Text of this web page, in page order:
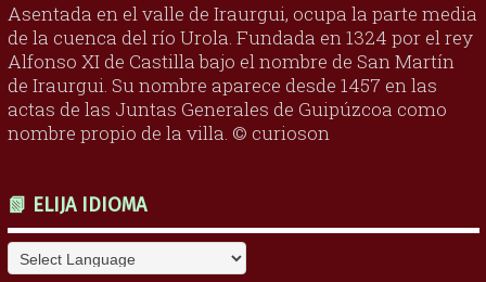
Asentada en el valle de Iraurgui, ocupa la parte media
de la cuenca del río Urola. Fundada en 1324 por el rey
Alfonso XI de Castilla bajo el nombre de San Martín
de Iraurgui. Su nombre aparece desde 1457 en las
actas de las Juntas Generales de Guipúzcoa como
nombre propio de la villa. © curioson
📗 ELIJA IDIOMA